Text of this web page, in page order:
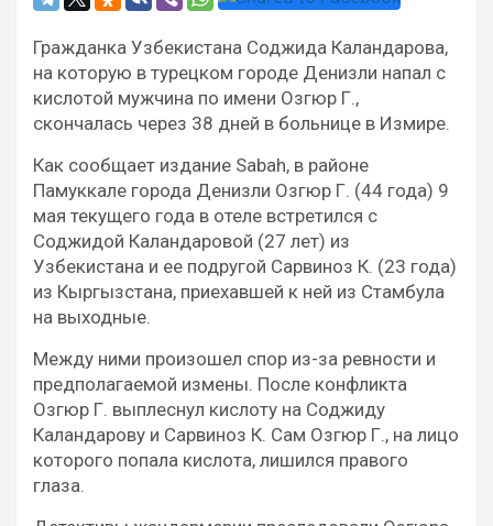
Гражданка Узбекистана Соджида Каландарова,
на которую в турецком городе Денизли напал с
кислотой мужчина по имени Озгюр Г.,
скончалась через 38 дней в больнице в Измире.
Как сообщает издание Sabah, в районе
Памуккале города Денизли Озгюр Г. (44 года) 9
мая текущего года в отеле встретился с
Соджидой Каландаровой (27 лет) из
Узбекистана и ее подругой Сарвиноз К. (23 года)
из Кыргызстана, приехавшей к ней из Стамбула
на выходные.
Между ними произошел спор из-за ревности и
предполагаемой измены. После конфликта
Озгюр Г. выплеснул кислоту на Соджиду
Каландарову и Сарвиноз К. Сам Озгюр Г., на лицо
которого попала кислота, лишился правого
глаза.